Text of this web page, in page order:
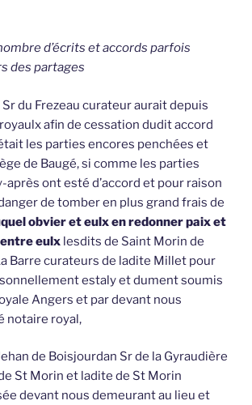
d’écrits et accords parfois
des partages
du Frezeau curateur aurait depuis
afin de cessation dudit accord
les parties encores penchées et
de Baugé, si comme les parties
après ont esté d’accord et pour raison
de tomber en plus grand frais de
obvier et eulx en redonner paix et
eulx lesdits de Saint Morin de
Barre curateurs de ladite Millet pour
estaly et dument soumis
Angers et par devant nous
notaire royal,
de Boisjourdan Sr de la Gyraudière
St Morin et ladite de St Morin
devant nous demeurant au lieu et